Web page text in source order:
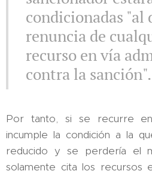
condicionadas
renuncia de
recurso en vía
contra la sanción".
Por tanto, si se recurre
incumple la condición a la
reducido y se perdería el
solamente cita los recursos